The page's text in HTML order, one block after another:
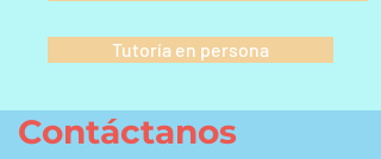
Tutoría en persona
Contáctanos